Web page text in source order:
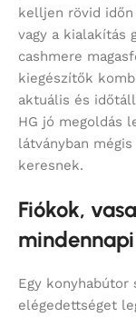
kelljen rövid
vagy a kialakítás
cashmere
kiegészítők
aktuális és
HG jó megoldás
látványban
keresnek.
Fiókok,
Egy konyhabútor
elégedettséget